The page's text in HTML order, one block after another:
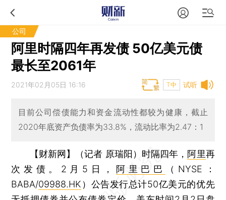
公司
阿里时隔四年再发债 50亿美元债
最长至2061年
试听
2021年02月05日 16:16 T中
目前公司偿债能力和资金流动性都较为健康，截止
2020年底资产负债率为33.8%，流动比率为2.47：1
【财新网】（记者 原瑞阳） 时隔四年， 阿里再
次发债。2月5日， 阿里巴巴
（NYSE：
BABA/09988.HK ）公告发行总计50亿美元的优先